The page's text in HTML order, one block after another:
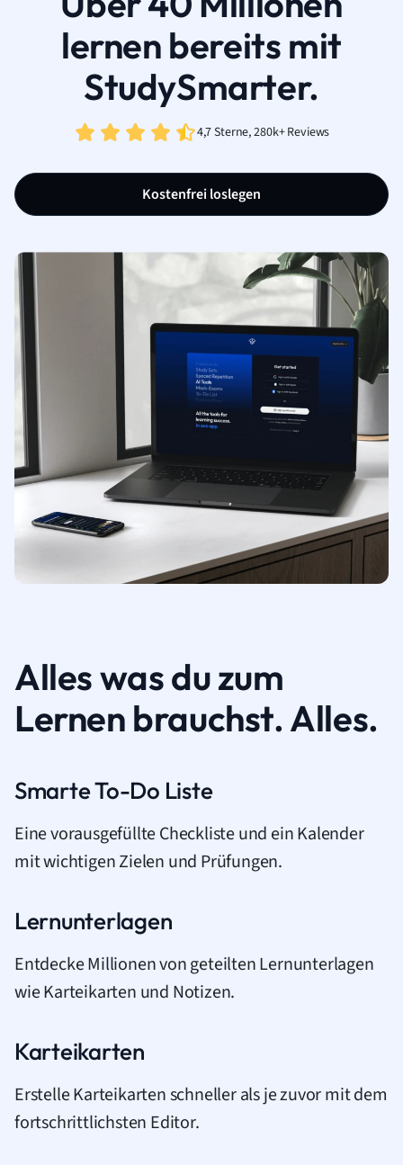
lernen bereits mit
StudySmarter.
4,7 Sterne, 280k+ Reviews
Kostenfrei loslegen
Alles was du zum
Lernen brauchst. Alles.
Smarte To-Do Liste
Eine vorausgefüllte Checkliste und ein Kalender
mit wichtigen Zielen und Prüfungen.
Lernunterlagen
Entdecke Millionen von geteilten Lernunterlagen
wie Karteikarten und Notizen.
Karteikarten
Erstelle Karteikarten schneller als je zuvor mit dem
fortschrittlichsten Editor.